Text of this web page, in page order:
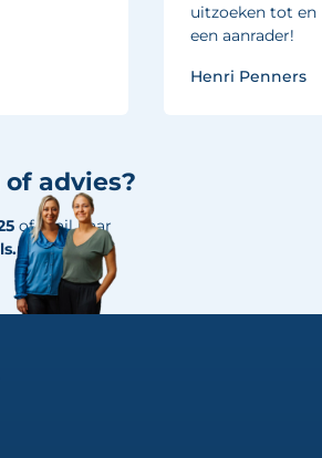
en met het zetten. Absoluut
advies?
of mail naar